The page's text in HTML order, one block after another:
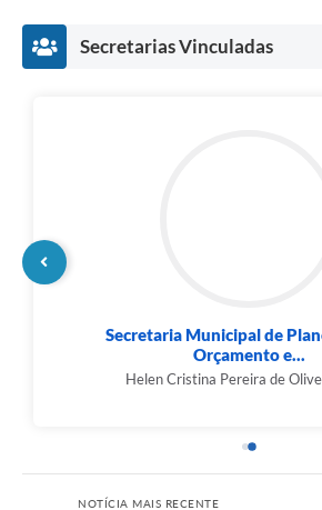
Secretarias Vinculadas
Secretaria Municipal de
Weber Sidney Maria
NOTÍCIA MAIS RECENTE